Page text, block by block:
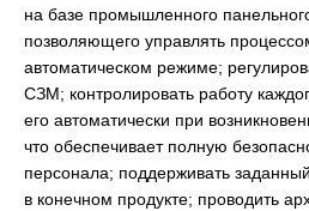
на базе промышленного
позволяющего управлять
автоматическом режиме;
СЗМ; контролировать работу
его автоматически при
что обеспечивает полную
персонала; поддерживать
в конечном продукте; проводить